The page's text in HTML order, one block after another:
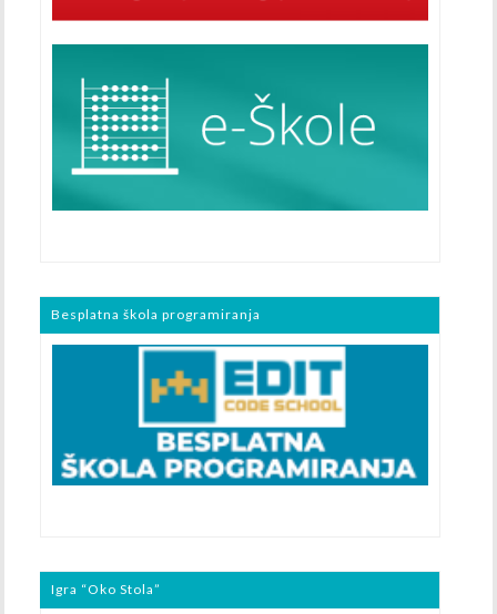
Besplatna škola programiranja
Igra “Oko Stola”